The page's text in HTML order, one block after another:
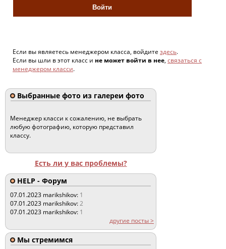
Если вы являетесь менеджером класса, войдите здесь.
Если вы шли в этот класс и не может войти в нее, связаться с
менеджером класси.
Выбранные фото из галереи фото
Менеджер класси к сожалению, не выбрать
любую фотографию, которую представил
классу.
Есть ли у вас проблемы?
HELP - Форум
07.01.2023 marikshikov: 1
07.01.2023 marikshikov:2
07.01.2023 marikshikov: 1
другие посты >
Мы стремимся